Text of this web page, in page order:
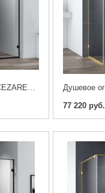
77 220 руб.